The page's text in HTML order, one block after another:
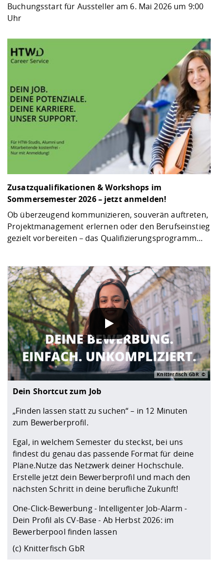
Buchungsstart für Aussteller am 6. Mai 2026 um 9:00
Uhr
Zusatzqualifikationen & Workshops im
Sommersemester 2026 – jetzt anmelden!
Ob überzeugend kommunizieren, souverän auftreten,
Projektmanagement erlernen oder den Berufseinstieg
gezielt vorbereiten – das Qualifizierungsprogramm…
Dein Shortcut zum Job
„Finden lassen statt zu suchen“ – in 12 Minuten
zum Bewerberprofil.
Egal, in welchem Semester du steckst, bei uns
findest du genau das passende Format für deine
Pläne.Nutze das Netzwerk deiner Hochschule.
Erstelle jetzt dein Bewerberprofil und mach den
nächsten Schritt in deine berufliche Zukunft!
One-Click-Bewerbung - Intelligenter Job-Alarm -
Dein Profil als CV-Base - Ab Herbst 2026: im
Bewerberpool finden lassen
(c) Knitterfisch GbR
DATENSCHUTZHINWEIS
Wenn Sie unsere YouTube-Videos abspielen, werden
Knitterfisch GbR